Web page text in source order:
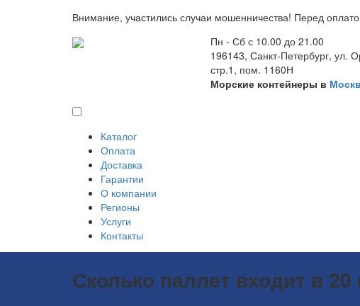
Внимание, участились случаи мошенничества! Перед
Пн - Сб с 10.00 до 21.00
196143, Санкт-Петербург, ул.
стр.1, пом. 1160Н
Морские контейнеры в
Каталог
Оплата
Доставка
Гарантии
О компании
Регионы
Услуги
Контакты
Сколько паллет входит в